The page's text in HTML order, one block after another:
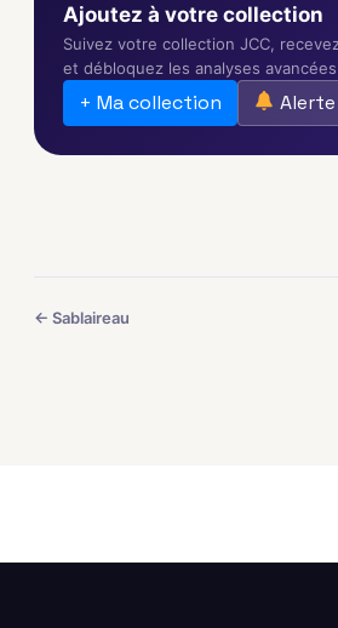
Ajoutez à votre collection
Suivez votre collection JCC,
et débloquez les analyses
+ Ma collection
← Sablaireau